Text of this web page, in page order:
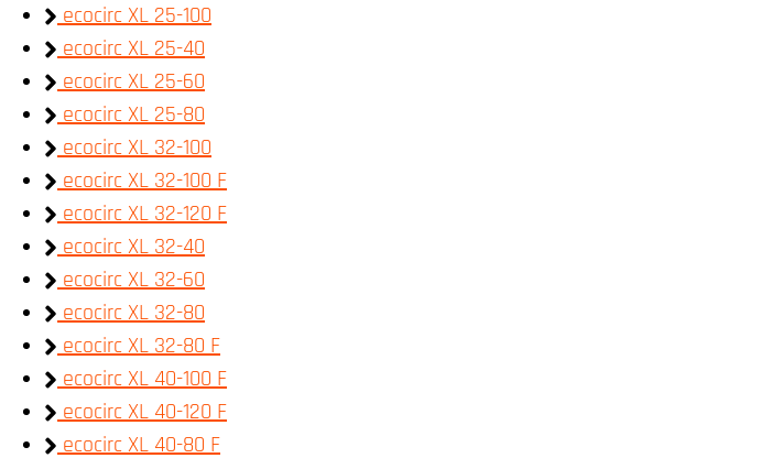
ecocirc XL 25-100
ecocirc XL 25-40
ecocirc XL 25-60
ecocirc XL 25-80
ecocirc XL 32-100
ecocirc XL 32-100 F
ecocirc XL 32-120 F
ecocirc XL 32-40
ecocirc XL 32-60
ecocirc XL 32-80
ecocirc XL 32-80 F
ecocirc XL 40-100 F
ecocirc XL 40-120 F
ecocirc XL 40-80 F